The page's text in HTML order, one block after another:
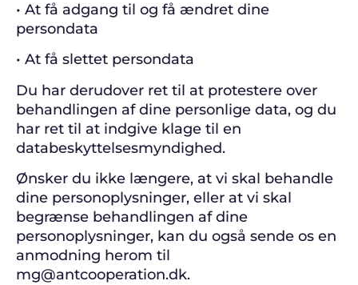
• At få adgang til og få ændret dine
persondata
• At få slettet persondata
Du har derudover ret til at protestere over
behandlingen af dine personlige data, og du
har ret til at indgive klage til en
databeskyttelsesmyndighed.
Ønsker du ikke længere, at vi skal behandle
dine personoplysninger, eller at vi skal
begrænse behandlingen af dine
personoplysninger, kan du også sende os en
anmodning herom til
mg@antcooperation.dk.